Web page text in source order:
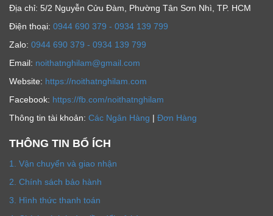
Địa chỉ: 5/2 Nguyễn Cửu Đàm, Phường Tân Sơn Nhì, TP. HCM
Ðiện thoại: 0944 690 379 - 0934 139 799
Zalo: 0944 690 379 - 0934 139 799
Email: noithatnghilam@gmail.com
Website: https://noithatnghilam.com
Facebook: https://fb.com/noithatnghilam
Thông tin tài khoản: Các Ngân Hàng | Đơn Hàng
THÔNG TIN BỔ ÍCH
1. Vận chuyển và giao nhận
2. Chính sách bảo hành
3. Hình thức thanh toán